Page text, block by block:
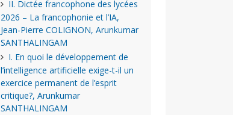
II. Dictée francophone des lycées
2026 – La francophonie et l’IA,
Jean-Pierre COLIGNON, Arunkumar
SANTHALINGAM
I. En quoi le développement de
l’intelligence artificielle exige-t-il un
exercice permanent de l’esprit
critique?, Arunkumar
SANTHALINGAM